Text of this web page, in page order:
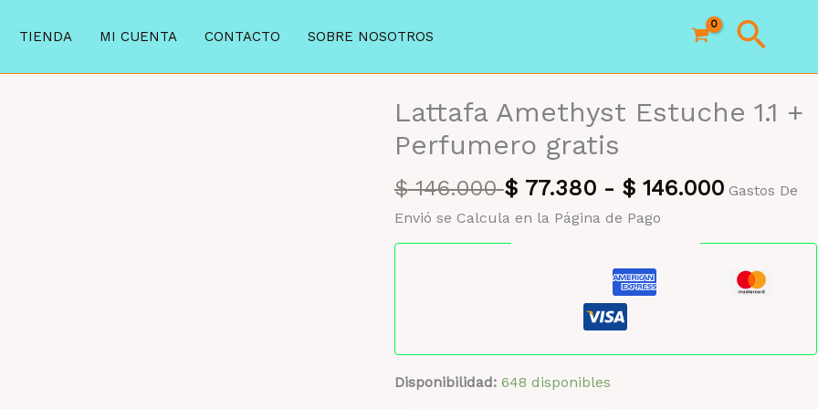
TIENDA MI CUENTA CONTACTO SOBRE NOSOTROS
Lattafa Amethyst Estuche 1.1 +
Perfumero gratis
$146.000 $77.380- $146.000 Gastos De
Envió se Calcula en la Página de Pago
Disponibilidad: 648 disponibles